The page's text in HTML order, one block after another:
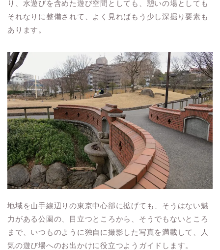
り、水遊びを含めた遊び空間としても、憩いの場としても
それなりに整備されて、よく見ればもう少し深掘り要素も
あります。
地域を山手線辺りの東京中心部に拡げても、そうはない魅
力がある公園の、目立つところから、そうでもないところ
まで、いつものように独自に撮影した写真を満載して、人
気の遊び場へのお出かけに役立つようガイドします。